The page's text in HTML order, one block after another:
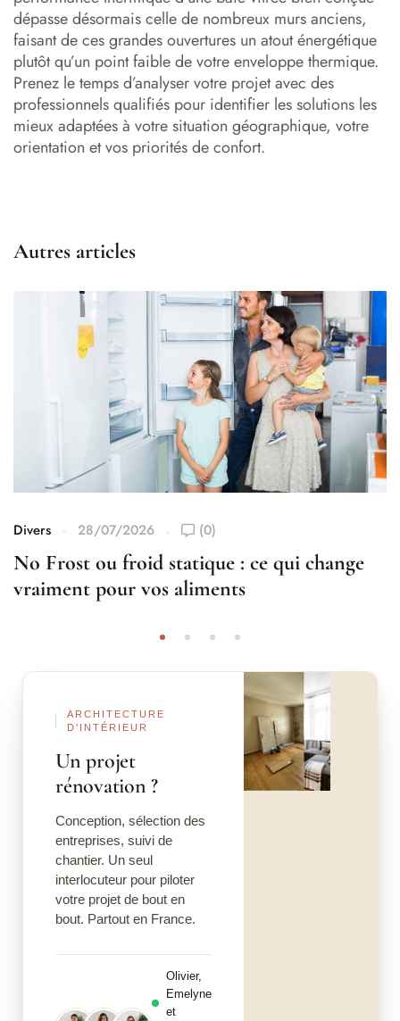
dépasse désormais celle de nombreux murs anciens,
faisant de ces grandes ouvertures un atout énergétique
plutôt qu’un point faible de votre enveloppe thermique.
Prenez le temps d’analyser votre projet avec des
professionnels qualifiés pour identifier les solutions les
mieux adaptées à votre situation géographique, votre
orientation et vos priorités de confort.
Autres articles
Divers 28/07/2026 (0)
No Frost ou froid statique : ce qui change
vraiment pour vos aliments
ARCHITECTURE
D'INTÉRIEUR
Un projet
rénovation ?
Conception, sélection des
entreprises, suivi de
chantier. Un seul
interlocuteur pour piloter
votre projet de bout en
bout. Partout en France.
Olivier,
Emelyne
et
Après